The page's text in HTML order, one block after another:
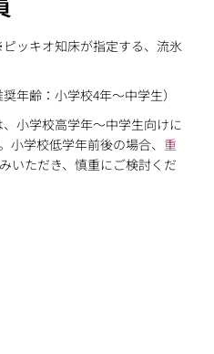
ッキオ知床が指定する、流氷
年齢：小学校4年〜中学生）
小学校高学年〜中学生向けに
小学校低学年前後の場合、 重
いただき、慎重にご検討くだ